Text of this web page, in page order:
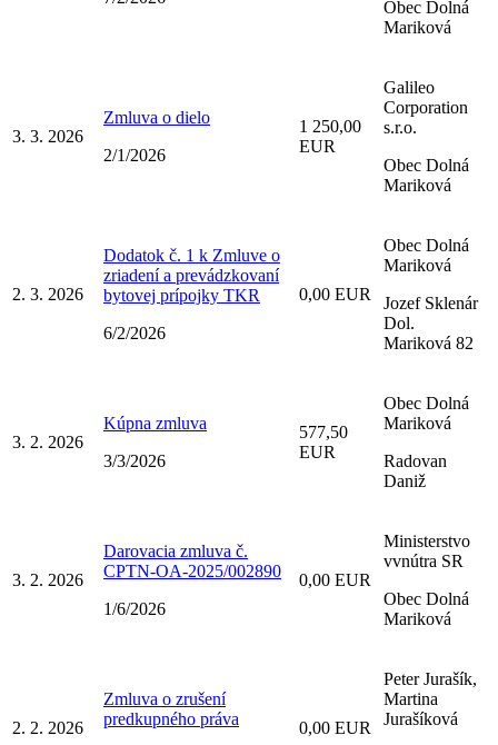
Obec Dolná
Mariková
3. 3. 2026
Zmluva o dielo
2/1/2026
1 250,00
EUR
Galileo
Corporation
s.r.o.
Obec Dolná
Mariková
2. 3. 2026
Dodatok č. 1 k Zmluve o
zriadení a prevádzkovaní
bytovej prípojky TKR
6/2/2026
0,00 EUR
Obec Dolná
Mariková
Jozef Sklenár
Dol.
Mariková 82
3. 2. 2026
Kúpna zmluva
3/3/2026
577,50
EUR
Obec Dolná
Mariková
Radovan
Daniž
3. 2. 2026
Darovacia zmluva č.
CPTN-OA-2025/002890
1/6/2026
0,00 EUR
Ministerstvo
vvnútra SR
Obec Dolná
Mariková
2. 2. 2026
Zmluva o zrušení
predkupného práva
0,00 EUR
Peter Jurašík,
Martina
Jurašíková